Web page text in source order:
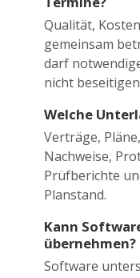
Qualität,
gemeinsam
darf
nicht
Welche
Verträge,
Nachweise,
Prüfberichte
Planstand.
Kann
übernehmen?
Software